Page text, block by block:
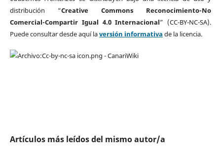
distribución “Creative Commons Reconocimiento-No
Comercial-Compartir Igual 4.0 Internacional” (CC-BY-NC-SA).
Puede consultar desde aquí laversión informativa de la licencia.
Artículos más leídos del mismo autor/a